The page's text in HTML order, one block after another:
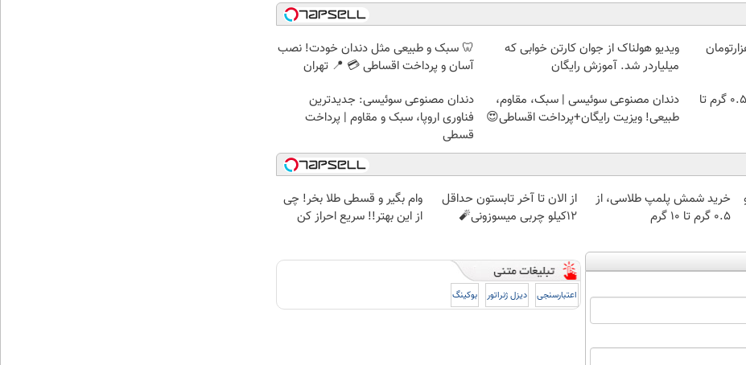
ویدیو هولناک از جوان کارتن خوابی که
میلیاردر شد. آموزش رایگان
🦷 سبک و طبیعی مثل دندان خودت! نصب
آسان و پرداخت اقساطی 💳 📍 تهران
خرید شمش پلمپ طلاسی، از ۰.۵ گرم تا
دندان مصنوعی سوئیسی | سبک، مقاوم،
طبیعی! ویزیت رایگان+پرداخت اقساطی😍
دندان مصنوعی سوئیسی: جدیدترین
فناوری اروپا، سبک و مقاوم | پرداخت
قسطی
خرید شمش پلمپ طلاسی، از
۰.۵ گرم تا ۱۰ گرم
از الان تا آخر تابستون حداقل
12کیلو چربی میسوزونی🧨
وام بگیر و قسطی طلا بخر! چی
از این بهتر!! سریع احراز کن
اعتبارسنجی دیزل ژنراتور بوکینگ